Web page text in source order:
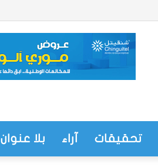
تحقيقات آراء بلا عنوان